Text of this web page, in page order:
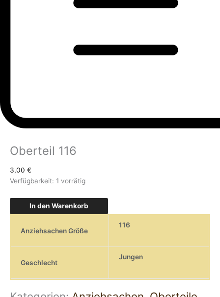
Oberteil 116
3,00 €
Verfügbarkeit: 1 vorrätig
In den Warenkorb
Anziehsachen Größe
116
Geschlecht
Jungen